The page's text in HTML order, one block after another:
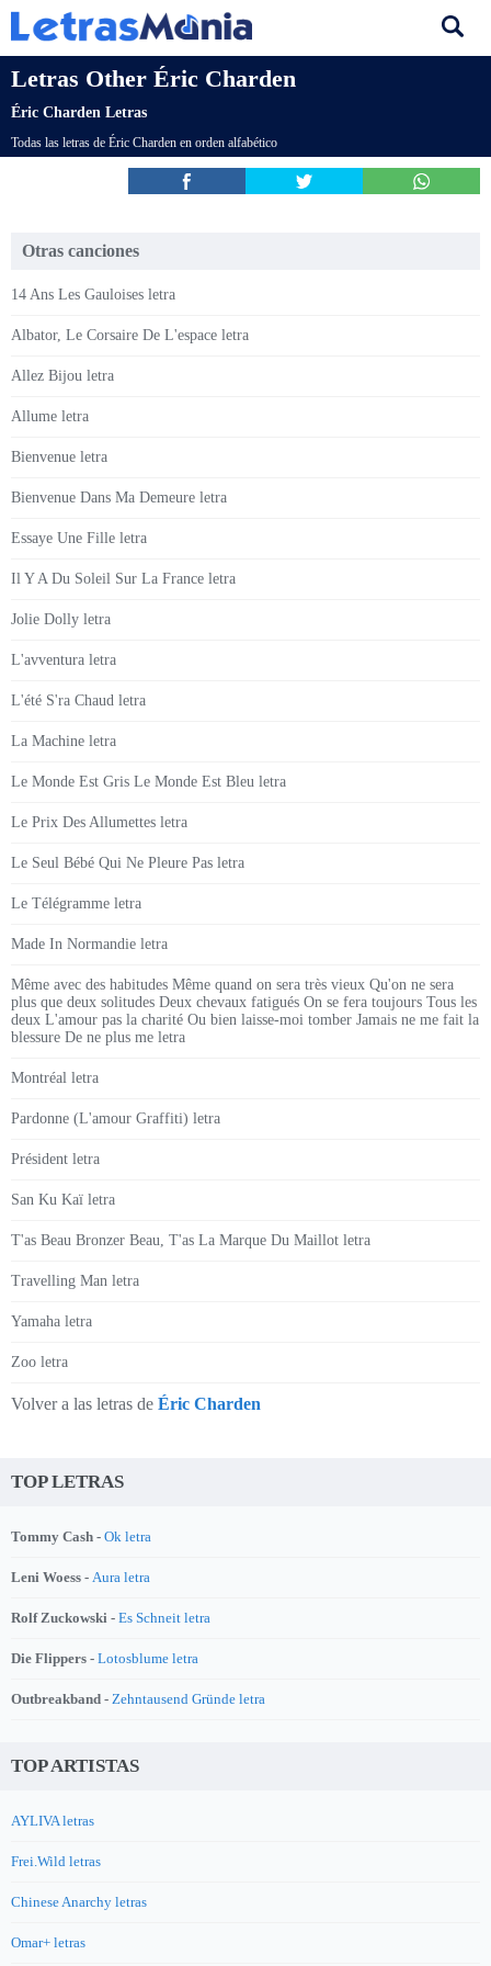
Letras Other Éric Charden
Éric Charden Letras
Todas las letras de Éric Charden en orden alfabético
Otras canciones
14 Ans Les Gauloises letra
Albator, Le Corsaire De L'espace letra
Allez Bijou letra
Allume letra
Bienvenue letra
Bienvenue Dans Ma Demeure letra
Essaye Une Fille letra
Il Y A Du Soleil Sur La France letra
Jolie Dolly letra
L'avventura letra
L'été S'ra Chaud letra
La Machine letra
Le Monde Est Gris Le Monde Est Bleu letra
Le Prix Des Allumettes letra
Le Seul Bébé Qui Ne Pleure Pas letra
Le Télégramme letra
Made In Normandie letra
Même avec des habitudes Même quand on sera très vieux Qu'on ne sera
plus que deux solitudes Deux chevaux fatigués On se fera toujours Tous les
deux L'amour pas la charité Ou bien laisse-moi tomber Jamais ne me fait la
blessure De ne plus me letra
Montréal letra
Pardonne (L'amour Graffiti) letra
Président letra
San Ku Kaï letra
T'as Beau Bronzer Beau, T'as La Marque Du Maillot letra
Travelling Man letra
Yamaha letra
Zoo letra
Volver a las letras de Éric Charden
TOP LETRAS
Tommy Cash - Ok letra
Leni Woess - Aura letra
Rolf Zuckowski - Es Schneit letra
Die Flippers - Lotosblume letra
Outbreakband - Zehntausend Gründe letra
TOP ARTISTAS
AYLIVA letras
Frei.Wild letras
Chinese Anarchy letras
Omar+ letras